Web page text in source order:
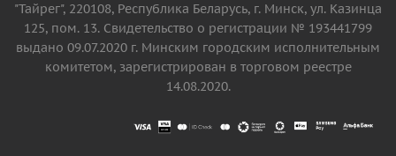
"Тайрег", 220108, Республика Беларусь, г. Минск, ул. Казинца
125, пом. 13. Свидетельство о регистрации № 193441799
выдано 09.07.2020 г. Минским городским исполнительным
комитетом, зарегистрирован в торговом реестре
14.08.2020.